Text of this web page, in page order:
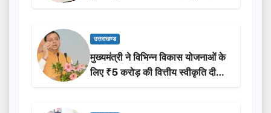
उत्तराखण्ड
मुख्यमंत्री ने विभिन्न विकास योजनाओं के
लिए ₹5 करोड़ की वित्तीय स्वीकृति दी…